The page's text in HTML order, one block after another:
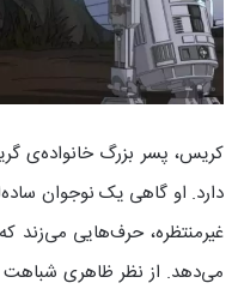
کریس، پسر بزرگ خانواده‌ی
دارد. او گاهی یک نوجوان
غیرمنتظره، حرف‌هایی می‌زند
می‌دهد. از نظر ظاهری شباهت